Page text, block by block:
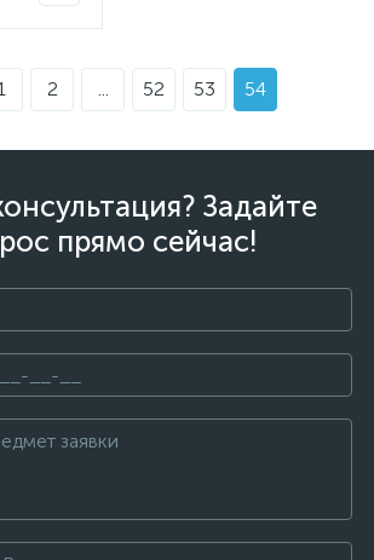
2 ... 52 53 54
Задайте
прямо сейчас!